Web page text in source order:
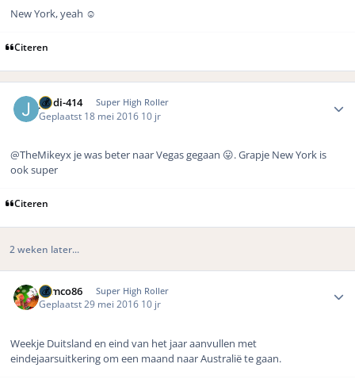
New York, yeah ☺️
Citeren
jordi-414 Super High Roller
Geplaatst 18 mei 2016 10 jr
@TheMikeyx je was beter naar Vegas gegaan 😛. Grapje New York is
ook super
Citeren
2 weken later...
Remco86 Super High Roller
Geplaatst 29 mei 2016 10 jr
Weekje Duitsland en eind van het jaar aanvullen met
eindejaarsuitkering om een maand naar Australië te gaan.